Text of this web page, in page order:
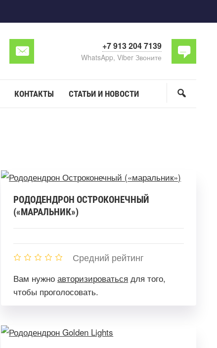
+7 913 204 7139
WhatsApp, Viber Звоните
КОНТАКТЫ СТАТЬИ И НОВОСТИ
РОДОДЕНДРОН ОСТРОКОНЕЧНЫЙ
(«МАРАЛЬНИК»)
Средний рейтинг
Вам нужноавторизироваться для того,
чтобы проголосовать.